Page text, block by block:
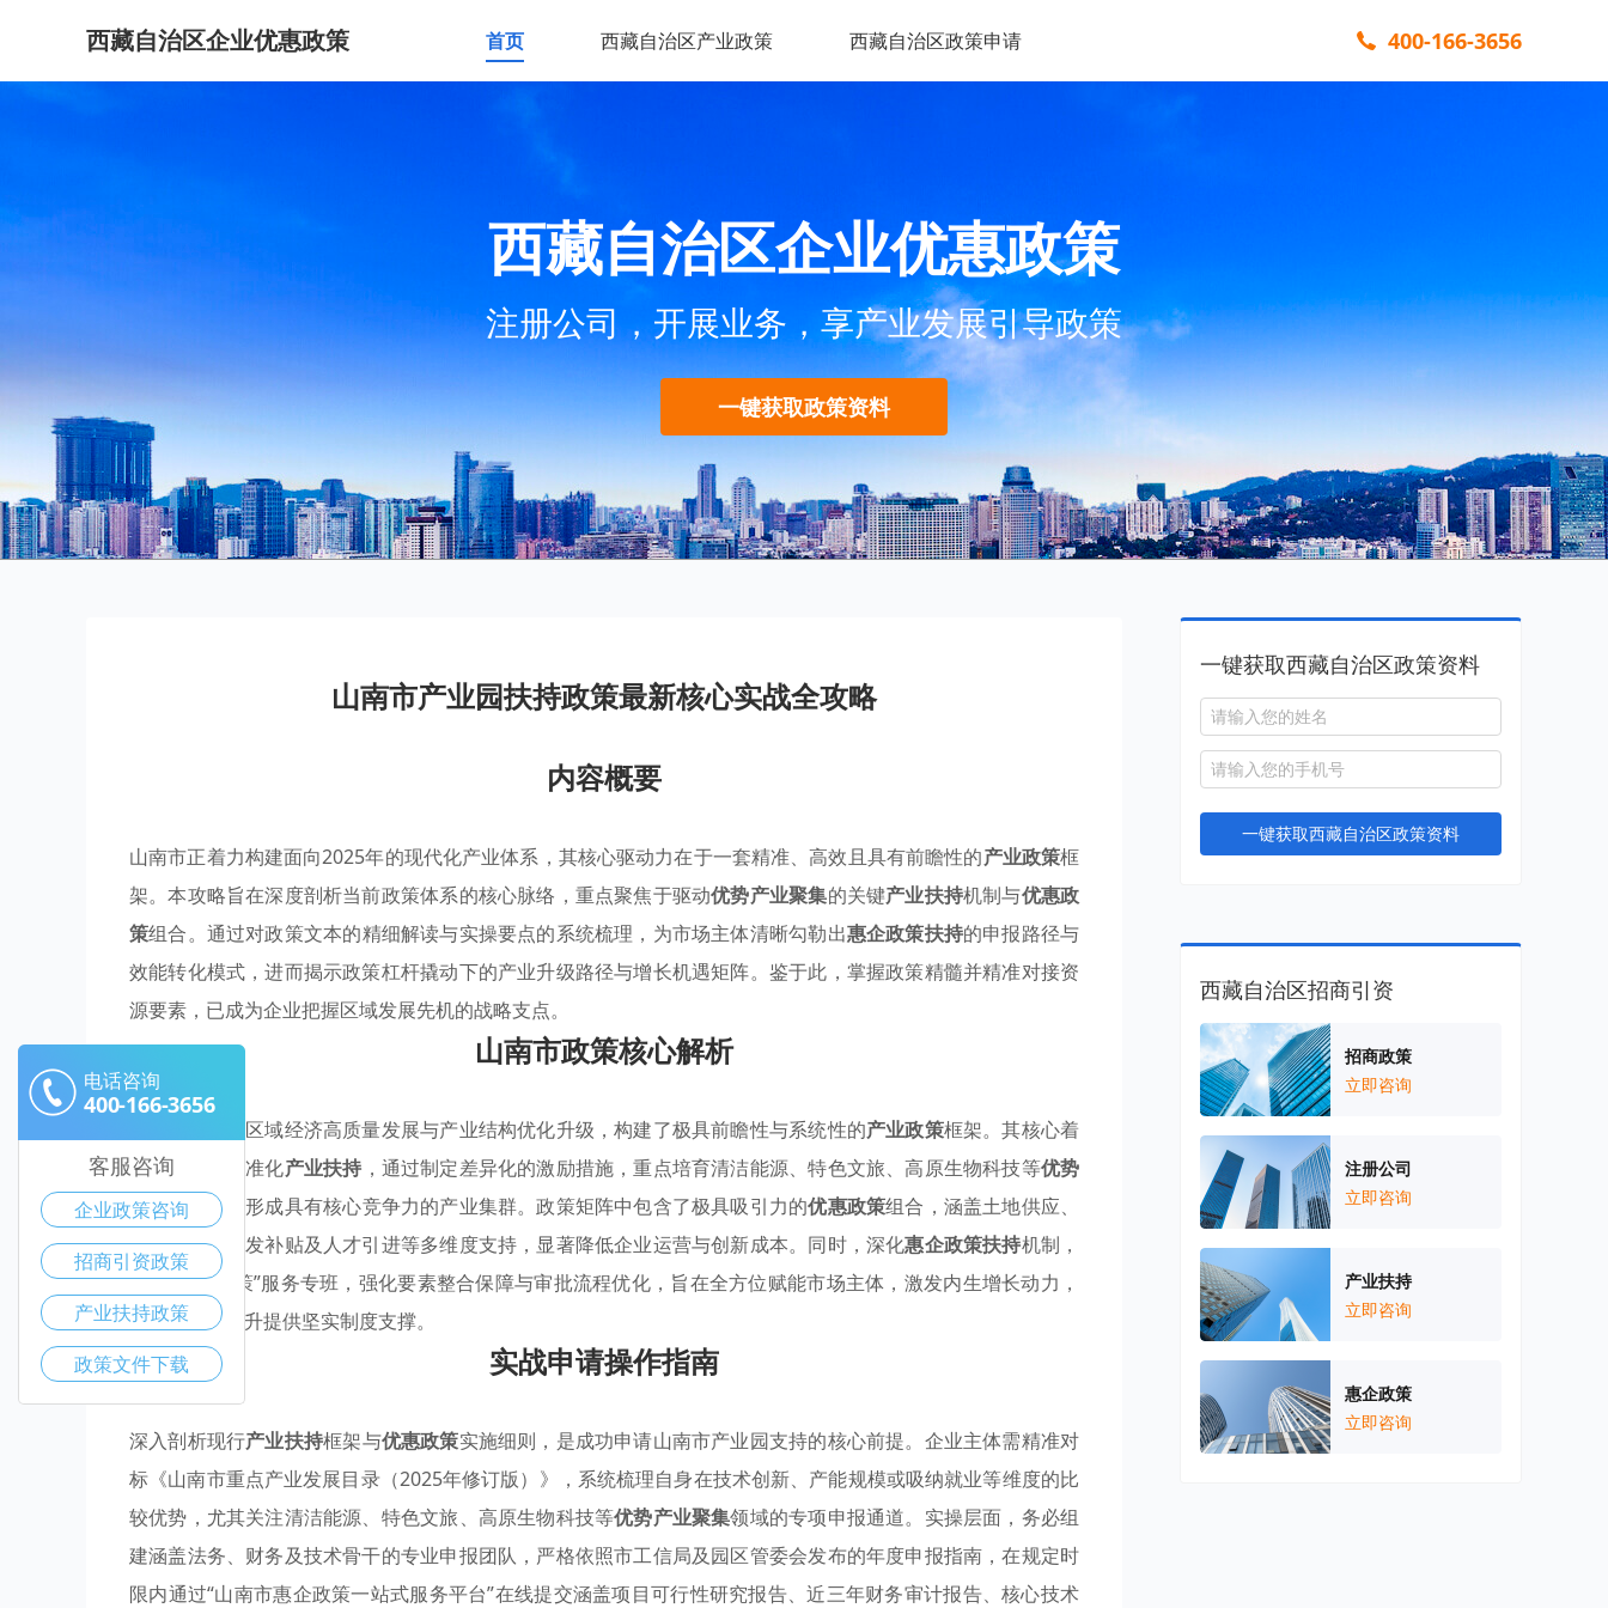
西藏自治区企业优惠政策 首页 西藏自治区产业政策 西藏自治区政策申请 400-166-3656
西藏自治区企业优惠政策
注册公司，开展业务，享产业发展引导政策
一键获取政策资料
山南市产业园扶持政策最新核心实战全攻略
内容概要
山南市正着力构建面向2025年的现代化产业体系，其核心驱动力在于一套精准、高效且具有前瞻性的产业政策框
架。本攻略旨在深度剖析当前政策体系的核心脉络，重点聚焦于驱动优势产业聚集的关键产业扶持机制与优惠政
策组合。通过对政策文本的精细解读与实操要点的系统梳理，为市场主体清晰勾勒出惠企政策扶持的申报路径与
效能转化模式，进而揭示政策杠杆撬动下的产业升级路径与增长机遇矩阵。鉴于此，掌握政策精髓并精准对接资
源要素，已成为企业把握区域发展先机的战略支点。
山南市政策核心解析
山南市为驱动区域经济高质量发展与产业结构优化升级，构建了极具前瞻性与系统性的产业政策框架。其核心着
力点聚焦于精准化产业扶持 ，通过制定差异化的激励措施，重点培育清洁能源、特色文旅、高原生物科技等优势
产业聚集
区，形成具有核心竞争力的产业集群。政策矩阵中包含了极具吸引力的优惠政策组合，涵盖土地供应、
财税减免、研发补贴及人才引进等多维度支持，显著降低企业运营与创新成本。同时，深化惠企政策扶持机制，
建立“一企一策”服务专班，强化要素整合保障与审批流程优化，旨在全方位赋能市场主体，激发内生增长动力，
为产业能级跃升提供坚实制度支撑。
实战申请操作指南
深入剖析现行产业扶持框架与优惠政策实施细则，是成功申请山南市产业园支持的核心前提。企业主体需精准对
标《山南市重点产业发展目录（2025年修订版）》，系统梳理自身在技术创新、产能规模或吸纳就业等维度的比
较优势，尤其关注清洁能源、特色文旅、高原生物科技等优势产业聚集领域的专项申报通道。实操层面，务必组
建涵盖法务、财务及技术骨干的专业申报团队，严格依照市工信局及园区管委会发布的年度申报指南，在规定时
限内通过“山南市惠企政策一站式服务平台”在线提交涵盖项目可行性研究报告、近三年财务审计报告、核心技术
一键获取西藏自治区政策资料
一键获取西藏自治区政策资料
西藏自治区招商引资
招商政策
立即咨询
注册公司
立即咨询
产业扶持
立即咨询
惠企政策
立即咨询
电话咨询
400-166-3656
客服咨询
企业政策咨询
招商引资政策
产业扶持政策
政策文件下载